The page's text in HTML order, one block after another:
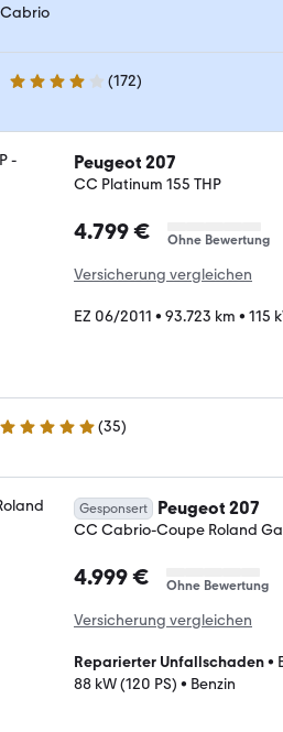
4 Sterne (172)
Peugeot 207
CC Platinum 155 THP
4.799 € Ohne Bewertung
Versicherung vergleichen
EZ 06/2011 • 93.723 km • 115
5 Sterne (35)
Gesponsert Peugeot 207
CC Cabrio-Coupe Roland
4.999 € Ohne Bewertung
Versicherung vergleichen
Reparierter Unfallschaden•
88 kW (120 PS) • Benzin